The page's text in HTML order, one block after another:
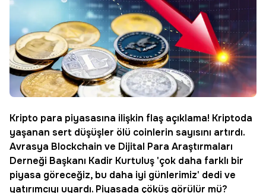
Kripto para piyasasına ilişkin flaş açıklama! Kriptoda
yaşanan sert düşüşler ölü coinlerin sayısını artırdı.
Avrasya Blockchain ve Dijital Para Araştırmaları
Derneği Başkanı Kadir Kurtuluş 'çok daha farklı bir
piyasa göreceğiz, bu daha iyi günlerimiz' dedi ve
yatırımcıyı uyardı. Piyasada çöküş görülür mü?